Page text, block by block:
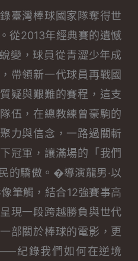
臺灣棒球國家隊奪得世
從2013年經典賽的遺憾
變，球員從青澀少年成
帶領新一代球員再戰國
疑與艱難的賽程，這支
伍，在總教練曾豪駒的
力與信念，一路過關斬
冠軍，讓滿場的「我們
的驕傲。�導演龍男‧以
筆觸，結合12強賽事高
現一段跨越勝負與世代
部關於棒球的電影，更
紀錄我們如何在逆境